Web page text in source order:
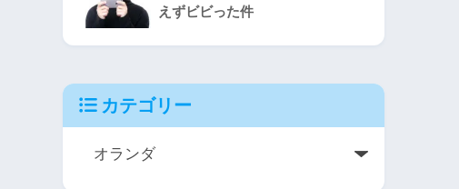
えずビビった件
カテゴリー